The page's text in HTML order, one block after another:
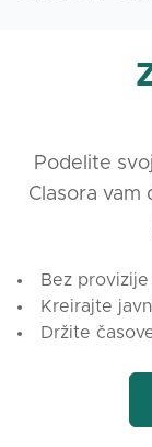
Podelite
Clasora vam
Bez
Kreirajte
Držite